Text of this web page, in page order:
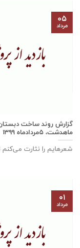
ماهدشت، ۵مردادماه ۱۳۹۹
شعرهایم را نثارت می‌کنم
۰۵
مرداد
۰۱
مرداد